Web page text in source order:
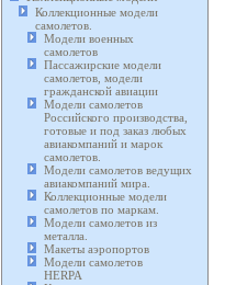
Коллекционные модели
самолетов.
Модели военных
самолетов
Пассажирские модели
самолетов, модели
гражданской авиации
Модели самолетов
Российского производства,
готовые и под заказ любых
авиакомпаний и марок
самолетов.
Модели самолетов ведущих
авиакомпаний мира.
Коллекционные модели
самолетов по маркам.
Модели самолетов из
металла.
Макеты аэропортов
Модели самолетов
HERPA